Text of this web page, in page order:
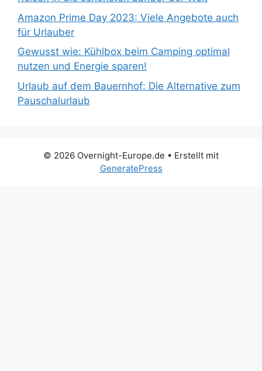
Amazon Prime Day 2023: Viele Angebote auch
für Urlauber
Gewusst wie: Kühlbox beim Camping optimal
nutzen und Energie sparen!
Urlaub auf dem Bauernhof: Die Alternative zum
Pauschalurlaub
© 2026 Overnight-Europe.de • Erstellt mit
GeneratePress